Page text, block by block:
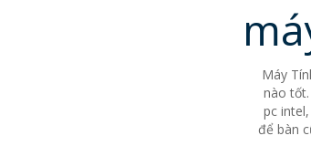
Máy
nào
pc
để bàn